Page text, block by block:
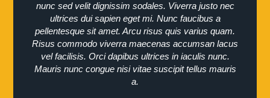
nunc sed velit dignissim sodales. Viverra justo nec
ultrices dui sapien eget mi. Nunc faucibus a
pellentesque sit amet. Arcu risus quis varius quam.
Risus commodo viverra maecenas accumsan lacus
vel facilisis. Orci dapibus ultrices in iaculis nunc.
Mauris nunc congue nisi vitae suscipit tellus mauris
a.